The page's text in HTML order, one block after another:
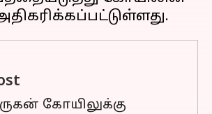
கோயிலுக்கு